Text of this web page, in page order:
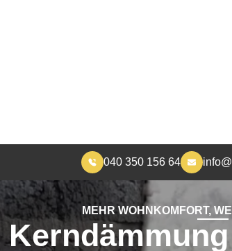
MEHR WOHNKOMFORT,